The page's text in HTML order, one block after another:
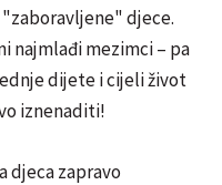
djece.
najmlađi mezimci – pa
dijete i cijeli život
iznenaditi!
djeca zapravo